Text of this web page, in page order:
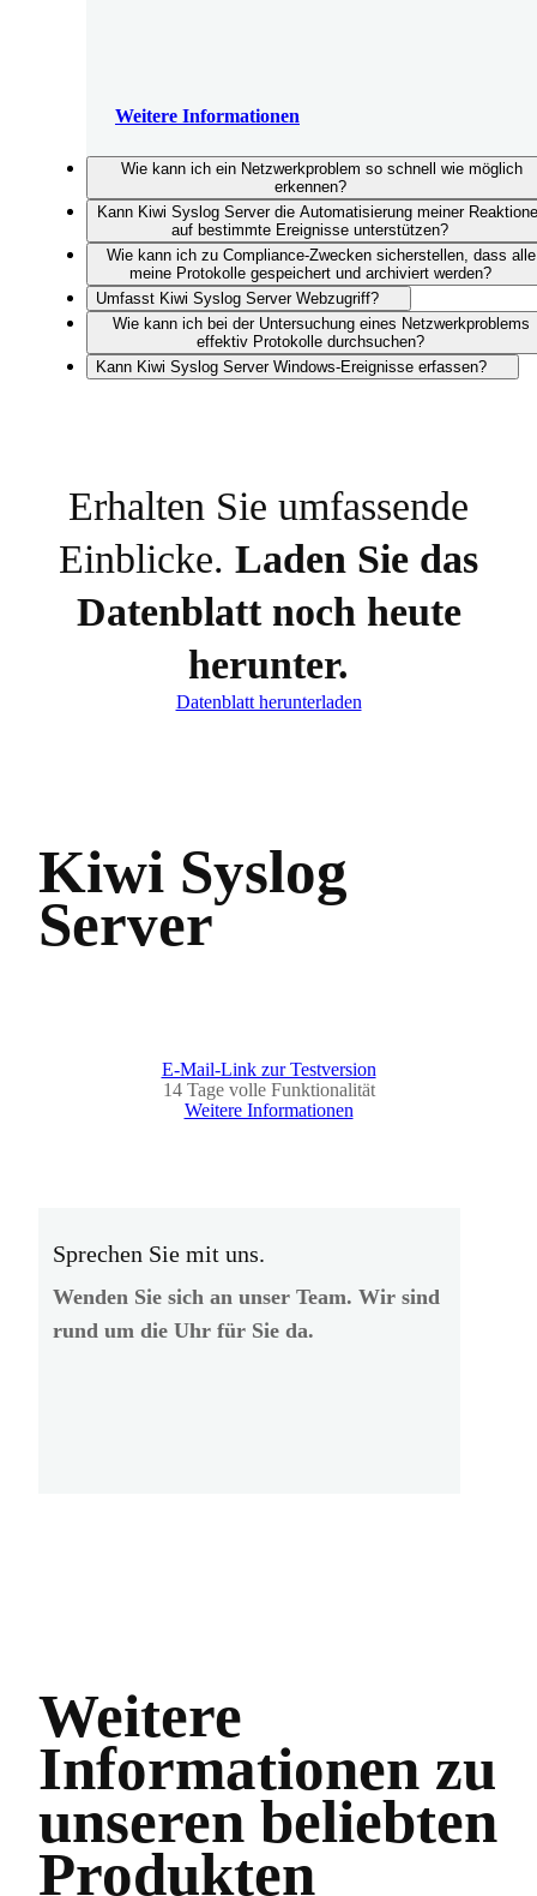
Weitere Informationen
Wie kann ich ein Netzwerkproblem so schnell wie möglich
erkennen?
Kann Kiwi Syslog Server die Automatisierung meiner
auf bestimmte Ereignisse unterstützen?
Wie kann ich zu Compliance-Zwecken sicherstellen, dass alle
meine Protokolle gespeichert und archiviert werden?
Umfasst Kiwi Syslog Server Webzugriff?
Wie kann ich bei der Untersuchung eines Netzwerkproblems
effektiv Protokolle durchsuchen?
Kann Kiwi Syslog Server Windows-Ereignisse erfassen?
Erhalten Sie umfassende
Einblicke. Laden Sie das
Datenblatt noch heute
herunter.
Datenblatt herunterladen
Kiwi Syslog
Server
E-Mail-Link zur Testversion
14 Tage volle Funktionalität
Weitere Informationen
Sprechen Sie mit uns.
Wenden Sie sich an unser Team. Wir sind
rund um die Uhr für Sie da.
Weitere
Informationen zu
unseren beliebten
Produkten